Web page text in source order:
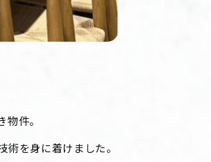
件。
を身に着けました。